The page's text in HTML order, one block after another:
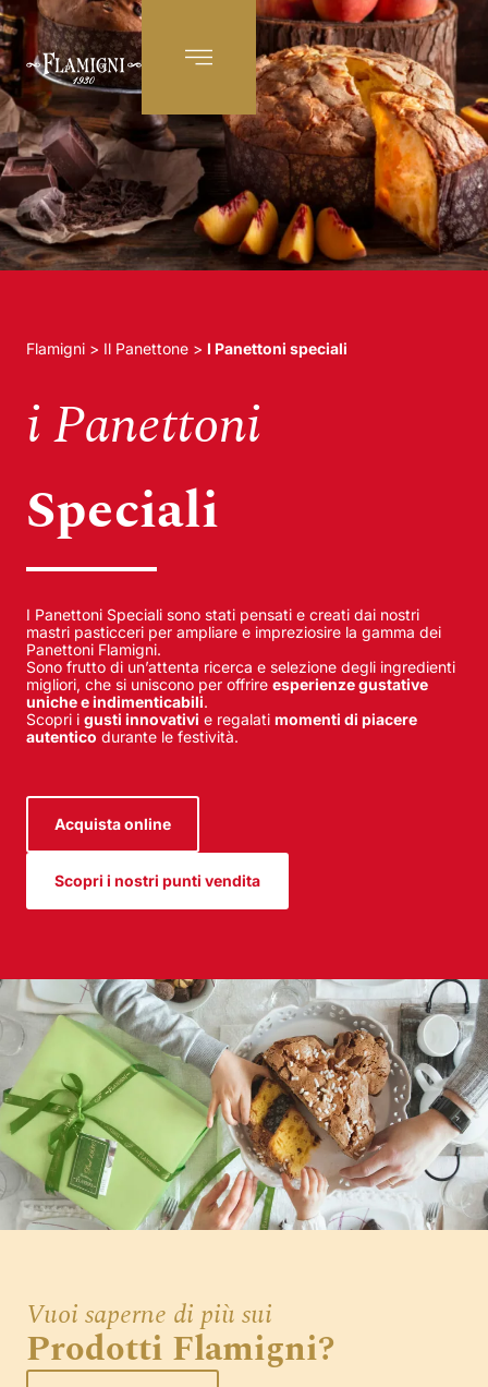
Flamigni > Il Panettone > I Panettoni speciali
i Panettoni
Speciali
I Panettoni Speciali sono stati pensati e creati dai nostri
mastri pasticceri per ampliare e impreziosire la gamma dei
Panettoni Flamigni.
Sono frutto di un’attenta ricerca e selezione degli ingredienti
migliori, che si uniscono per offrire esperienze gustative
uniche e indimenticabili.
Scopri i gusti innovativi e regalati momenti di piacere
autentico durante le festività.
Scopri i nostri punti vendita
Acquista online
Vuoi saperne di più sui
Prodotti Flamigni?